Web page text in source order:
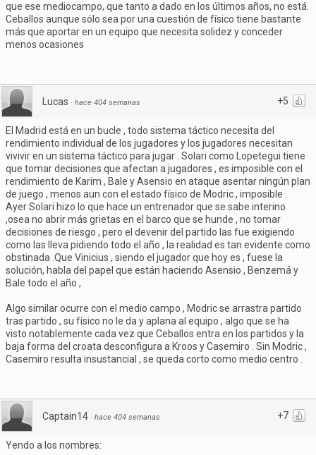
que ese mediocampo, que tanto a dado en los últimos años, no está.
Ceballos aunque sólo sea por una cuestión de físico tiene bastante
más que aportar en un equipo que necesita solidez y conceder
menos ocasiones
+5
Lucas · hace 404 semanas
El Madrid está en un bucle , todo sistema táctico necesita del
rendimiento individual de los jugadores y los jugadores necesitan
vivivir en un sistema táctico para jugar . Solari como Lopetegui tiene
que tomar decisiones que afectan a jugadores , es imposible con el
rendimiento de Karim , Bale y Asensio en ataque asentar ningún plan
de juego , menos aun con el estado físico de Modric , imposible .
Ayer Solari hizo lo que hace un entrenador que se sabe interino
,osea no abrir más grietas en el barco que se hunde , no tomar
decisiones de riesgo , pero el devenir del partido las fue exigiendo
como las lleva pidiendo todo el año , la realidad es tan evidente como
obstinada .Que Vinicius , siendo el jugador que hoy es , fuese la
solución, habla del papel que están haciendo Asensio , Benzemá y
Bale todo el año ,
Algo similar ocurre con el medio campo , Modric se arrastra partido
tras partido , su físico no le da y aplana al equipo , algo que se ha
visto notablemente cada vez que Ceballos entra en los partidos y la
baja forma del croata desconfigura a Kroos y Casemiro . Sin Modric ,
Casemiro resulta insustancial , se queda corto como medio centro .
+7
Captain14 · hace 404 semanas
Yendo a los nombres: